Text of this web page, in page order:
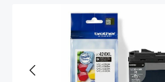
Print- verbruiksartikelen
Inktcartridges